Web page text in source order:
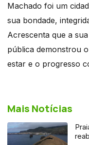
Machado foi um
sua bondade,
Acrescenta que a
pública demonstrou
estar e o progresso
Mais Notícias